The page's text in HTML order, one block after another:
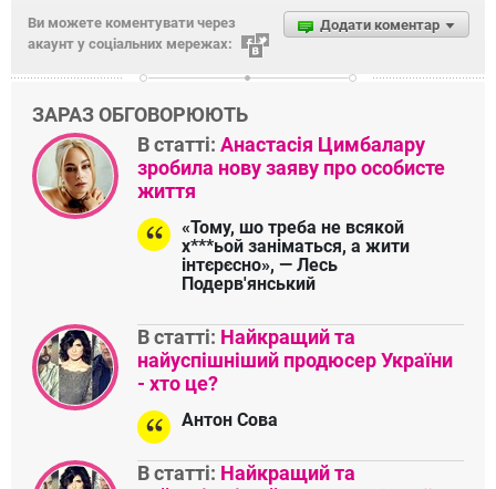
5 грудня 2017, 10:50
10 українських зірок-волонтерів, які
допомагають українським військовим
Коментарі
999
Ви можете коментувати через
акаунт у соціальних мережах:
ЗАРАЗ ОБГОВОРЮЮТЬ